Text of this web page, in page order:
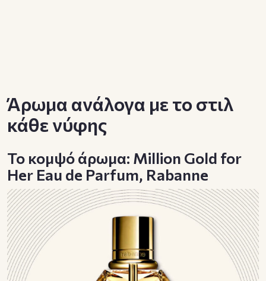
Άρωμα ανάλογα με το στιλ
κάθε νύφης
To κομψό άρωμα: Million Gold for
Her Eau de Parfum, Rabanne